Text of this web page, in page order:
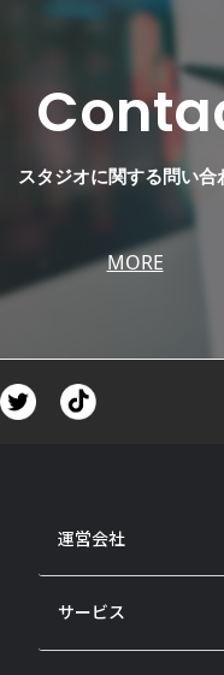
スタジオに関する問い合
MORE
運営会社
サービス